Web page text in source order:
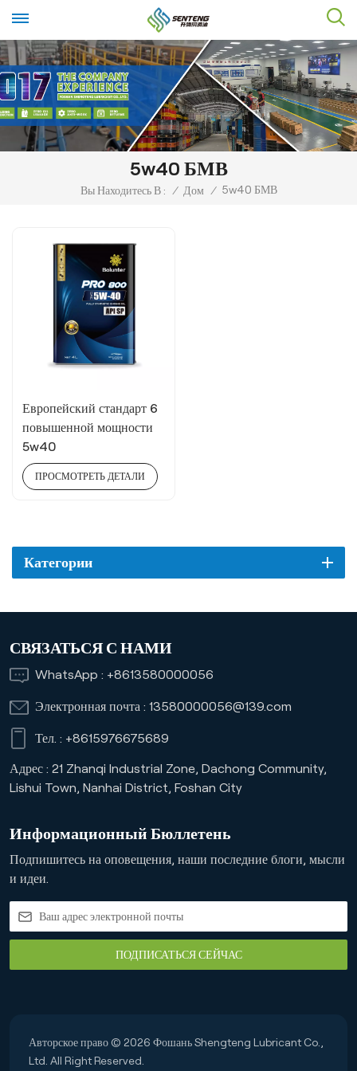
5w40 БМВ
Вы Находитесь В : / Дом / 5w40 БМВ
Европейский стандарт 6
повышенной мощности
5w40
ПРОСМОТРЕТЬ ДЕТАЛИ
Категории
СВЯЗАТЬСЯ С НАМИ
WhatsApp : +8613580000056
Электронная почта : 13580000056@139.com
Тел. : +8615976675689
Адрес : 21 Zhanqi Industrial Zone, Dachong Community,
Lishui Town, Nanhai District, Foshan City
Информационный Бюллетень
Подпишитесь на оповещения, наши последние блоги, мысли
и идеи.
ПОДПИСАТЬСЯ СЕЙЧАС
Авторское право © 2026 Фошань Shengteng Lubricant Co.,
Ltd. All Right Reserved.